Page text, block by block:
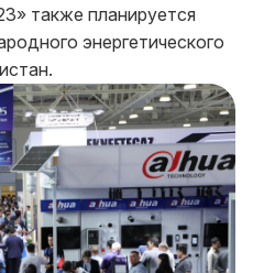
также планируется
энергетического